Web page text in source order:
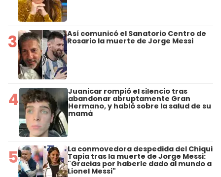
3 Así comunicó el Sanatorio Centro de
Rosario la muerte de Jorge Messi
4 Juanicar rompió el silencio tras
abandonar abruptamente Gran
Hermano, y habló sobre la salud de su
mamá
5 La conmovedora despedida del Chiqui
Tapia tras la muerte de Jorge Messi:
"Gracias por haberle dado al mundo a
Lionel Messi"